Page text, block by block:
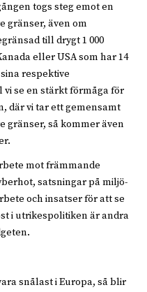
togs steg emot en
gränser, även om
till drygt 1 000
eller USA som har 14
respektive
se en stärkt förmåga för
där vi tar ett gemensamt
gränser, så kommer även
mot främmande
satsningar på miljö-
och insatser för att se
i utrikespolitiken är andra
snålast i Europa, så blir